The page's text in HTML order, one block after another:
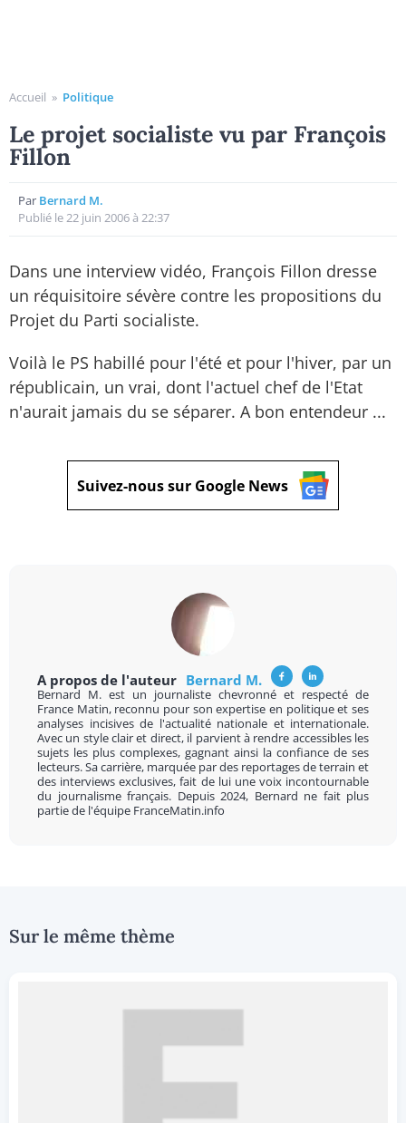
Accueil » Politique
Le projet socialiste vu par François
Fillon
Par Bernard M.
Publié le 22 juin 2006 à 22:37
Dans une interview vidéo, François Fillon dresse
un réquisitoire sévère contre les propositions du
Projet du Parti socialiste.
Voilà le PS habillé pour l'été et pour l'hiver, par un
républicain, un vrai, dont l'actuel chef de l'Etat
n'aurait jamais du se séparer. A bon entendeur ...
Suivez-nous sur Google News
A propos de l'auteur Bernard M.
Bernard M. est un journaliste chevronné et respecté de
France Matin, reconnu pour son expertise en politique et ses
analyses incisives de l'actualité nationale et internationale.
Avec un style clair et direct, il parvient à rendre accessibles les
sujets les plus complexes, gagnant ainsi la confiance de ses
lecteurs. Sa carrière, marquée par des reportages de terrain et
des interviews exclusives, fait de lui une voix incontournable
du journalisme français. Depuis 2024, Bernard ne fait plus
partie de l'équipe FranceMatin.info
Sur le même thème